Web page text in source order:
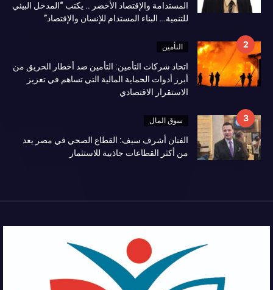
المستدامة والإقتصاد الأخضر .. يكتب “المدخل البيئي
للتنمية… البناء المستدام للإنسان والإقتصاد”
التأمين
اتحاد شركات التأمين: التأمين ضد أخطار الحريق من
أبرز أدوات الحماية المالية التي تساهم في تعزيز
الاستقرار الاقتصادي
سوق المال
الفنان أشرف سيف: القطاع الصحي في مصر يعد
من أكثر القطاعات جاذبية للاستثمار